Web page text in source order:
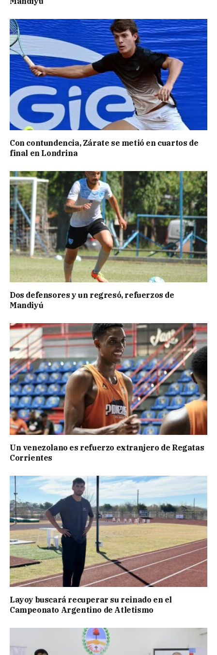
Con contundencia, Zárate se metió en cuartos de
final en Londrina
Dos defensores y un regresó, refuerzos de
Mandiyú
Un venezolano es refuerzo extranjero de Regatas
Corrientes
Layoy buscará recuperar su reinado en el
Campeonato Argentino de Atletismo